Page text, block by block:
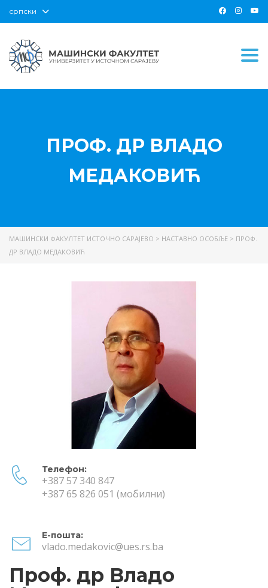
српски
ПРОФ. ДР ВЛАДО
МЕДАКОВИЋ
МАШИНСКИ ФАКУЛТЕТ ИСТОЧНО САРАЈЕВО > НАСТАВНО ОСОБЉЕ > ПРОФ.
ДР ВЛАДО МЕДАКОВИЋ
Телефон:
+387 57 340 847
+387 65 826 051 (мобилни)
Е-пошта:
vlado.medakovic@ues.rs.ba
Проф. др Владо